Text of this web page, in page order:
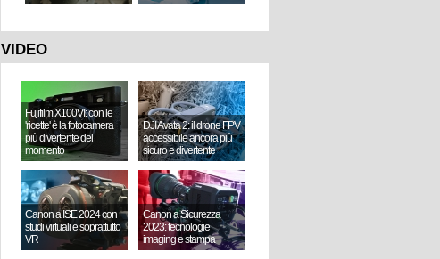
VIDEO
Fujifilm X100VI: con le
'ricette' è la fotocamera
più divertente del
momento
DJI Avata 2: il drone FPV
accessibile ancora più
sicuro e divertente
Canon a ISE 2024 con
studi virtuali e soprattutto
VR
Canon a Sicurezza
2023: tecnologie
imaging e stampa